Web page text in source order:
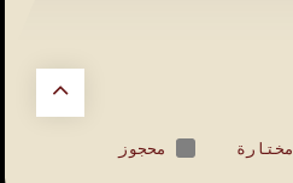
مختارة محجوز